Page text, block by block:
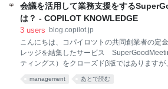
きたプロジェク
らい...」と感じている方も少なくないのでは
思います。 コパイロツトでは、以前から効率
方を模索していまして、Web会議も頻繁に活用
「会議の事前準備」「会議時のファシリテーシ
「議論の可視化（決定事項・ToDoの明確化）
面での会議で重要となる要素がより重要になる
ことです。 これは、Web会議の場合には「隣
会議を活用して業務支援をする
は？ - COPILOT KNOWLEDGE
3 users blog.copilot.jp
こんにちは、コパイロツトの共同創業者の定
レッジを結集したサービス
ティングス）をクローズドβ版ではありますが
た。 ちょっとでもミーティングを開催するこ
かなとおもい、朗らかなサービス名になって
management あとで読む